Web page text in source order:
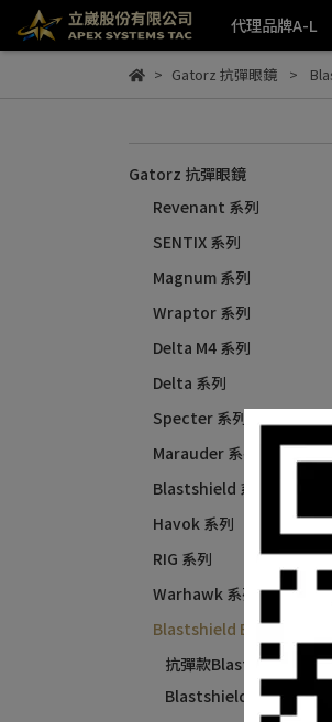
代理品牌A-L
Gatorz 抗彈眼鏡
Gatorz 抗彈眼鏡
Revenant 系列
SENTIX 系列
Magnum 系列
Wraptor 系列
Delta M4 系列
Delta 系列
Specter 系列
Marauder 系列
Blastshield 系列
Havok 系列
RIG 系列
Warhawk 系列
Blastshield B2 系列
抗彈款Blastshield B2
Blastshield B2替換鏡片